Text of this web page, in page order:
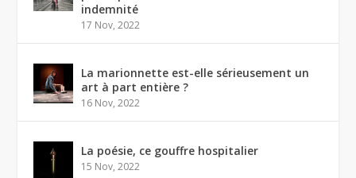
indemnité
17 Nov, 2022
La marionnette est-elle sérieusement un
art à part entière ?
16 Nov, 2022
La poésie, ce gouffre hospitalier
15 Nov, 2022